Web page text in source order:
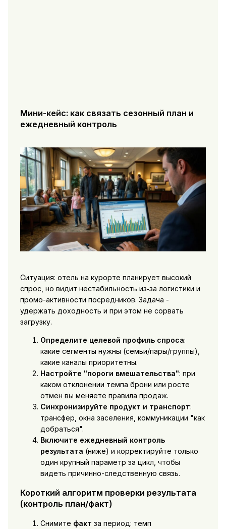
Мини-кейс: как связать сезонный план и
ежедневный контроль
Ситуация: отель на курорте планирует высокий
спрос, но видит нестабильность из‑за логистики и
промо-активности посредников. Задача -
удержать доходность и при этом не сорвать
загрузку.
Определите целевой профиль спроса:
какие сегменты нужны (семьи/пары/группы),
какие каналы приоритетны.
Настройте "пороги вмешательства": при
каком отклонении темпа брони или росте
отмен вы меняете правила продаж.
Синхронизируйте продукт и транспорт:
трансфер, окна заселения, коммуникации "как
добраться".
Включите ежедневный контроль
результата (ниже) и корректируйте только
один крупный параметр за цикл, чтобы
видеть причинно-следственную связь.
Короткий алгоритм проверки результата
(контроль план/факт)
Снимите факт за период: темп